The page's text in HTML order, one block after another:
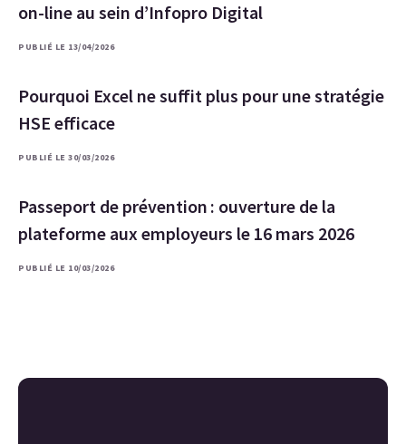
on-line au sein d’Infopro Digital
PUBLIÉ LE 13/04/2026
Pourquoi Excel ne suffit plus pour une stratégie
HSE efficace
PUBLIÉ LE 30/03/2026
Passeport de prévention : ouverture de la
plateforme aux employeurs le 16 mars 2026
PUBLIÉ LE 10/03/2026